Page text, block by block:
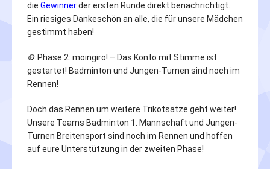
die Gewinnerder ersten Runde direkt benachrichtigt.
Ein riesiges Dankeschön an alle, die für unsere Mädchen
gestimmt haben!
🪙 Phase 2: moingiro! – Das Konto mit Stimme ist
gestartet! Badminton und Jungen-Turnen sind noch im
Rennen!
Doch das Rennen um weitere Trikotsätze geht weiter!
Unsere Teams Badminton 1. Mannschaft und Jungen-
Turnen Breitensport sind noch im Rennen und hoffen
auf eure Unterstützung in der zweiten Phase!